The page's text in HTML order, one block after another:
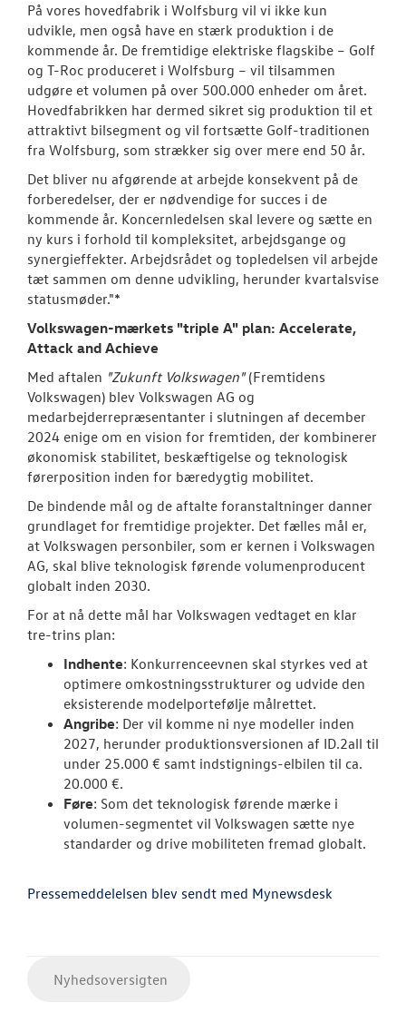
På vores hovedfabrik i Wolfsburg vil vi ikke kun
udvikle, men også have en stærk produktion i de
kommende år. De fremtidige elektriske flagskibe – Golf
og T-Roc produceret i Wolfsburg – vil tilsammen
udgøre et volumen på over 500.000 enheder om året.
Hovedfabrikken har dermed sikret sig produktion til et
attraktivt bilsegment og vil fortsætte Golf-traditionen
fra Wolfsburg, som strækker sig over mere end 50 år.
Det bliver nu afgørende at arbejde konsekvent på de
forberedelser, der er nødvendige for succes i de
kommende år. Koncernledelsen skal levere og sætte en
ny kurs i forhold til kompleksitet, arbejdsgange og
synergieffekter. Arbejdsrådet og topledelsen vil arbejde
tæt sammen om denne udvikling, herunder kvartalsvise
statusmøder."*
Volkswagen-mærkets "triple A" plan: Accelerate,
Attack and Achieve
Med aftalen "Zukunft Volkswagen"(Fremtidens
Volkswagen) blev Volkswagen AG og
medarbejderrepræsentanter i slutningen af december
2024 enige om en vision for fremtiden, der kombinerer
økonomisk stabilitet, beskæftigelse og teknologisk
førerposition inden for bæredygtig mobilitet.
De bindende mål og de aftalte foranstaltninger danner
grundlaget for fremtidige projekter. Det fælles mål er,
at Volkswagen personbiler, som er kernen i Volkswagen
AG, skal blive teknologisk førende volumenproducent
globalt inden 2030.
For at nå dette mål har Volkswagen vedtaget en klar
tre-trins plan:
Indhente: Konkurrenceevnen skal styrkes ved at
optimere omkostningsstrukturer og udvide den
eksisterende modelportefølje målrettet.
Angribe: Der vil komme ni nye modeller inden
2027, herunder produktionsversionen af ID.2all til
under 25.000 € samt indstignings-elbilen til ca.
20.000 €.
Føre: Som det teknologisk førende mærke i
volumen-segmentet vil Volkswagen sætte nye
standarder og drive mobiliteten fremad globalt.
Pressemeddelelsen blev sendt med Mynewsdesk
Nyhedsoversigten